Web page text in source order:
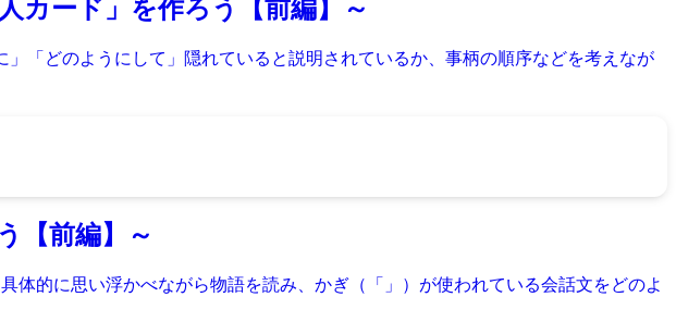
カード」を作ろう【前編】～
「どのようにして」隠れていると説明されているか、事柄の順序などを考えなが
【前編】～
的に思い浮かべながら物語を読み、かぎ（「」）が使われている会話文をどのよ